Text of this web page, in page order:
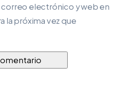
electrónico y web en
la próxima vez que